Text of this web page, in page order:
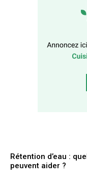
Rétention d’eau :
peuvent aider ?